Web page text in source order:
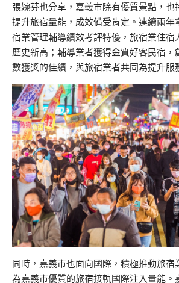
張婉芬也分享，嘉義市除有優質景點，也
提升旅宿量能，成效備受肯定。連續兩年
宿業管理輔導績效考評特優，旅宿業住宿
歷史新高；輔導業者獲得金質好客民宿，
數獲獎的佳績，與旅宿業者共同為提升服
同時，嘉義市也面向國際，積極推動旅宿
為嘉義市優質的旅宿接軌國際注入量能。